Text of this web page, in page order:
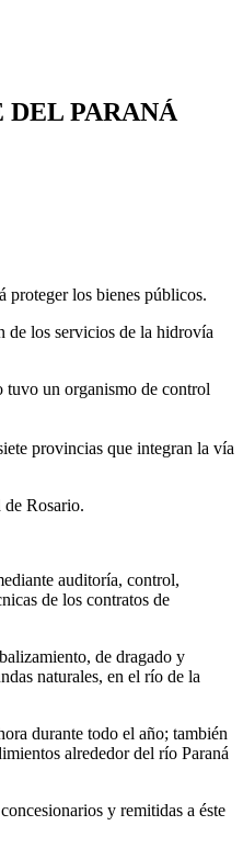
DEL PARANÁ
proteger los bienes públicos.
de los servicios de la hidrovía
tuvo un organismo de control
provincias que integran la vía
Rosario.
auditoría, control,
de los contratos de
de dragado y
naturales, en el río de la
durante todo el año; también
alrededor del río Paraná
y remitidas a éste